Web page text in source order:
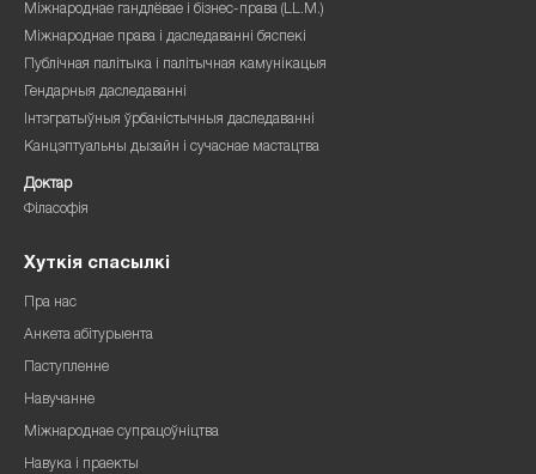
Міжнароднае гандлёвае і бізнес-права (LL.M.)
Міжнароднае права і даследаванні бяспекі
Публічная палітыка і палітычная камунікацыя
Гендарныя даследаванні
Інтэгратыўныя ўрбаністычныя даследаванні
Канцэптуальны дызайн і сучаснае мастацтва
Доктар
Філасофія
Хуткія спасылкі
Пра нас
Анкета абітурыента
Паступленне
Навучанне
Міжнароднае супрацоўніцтва
Навука і праекты